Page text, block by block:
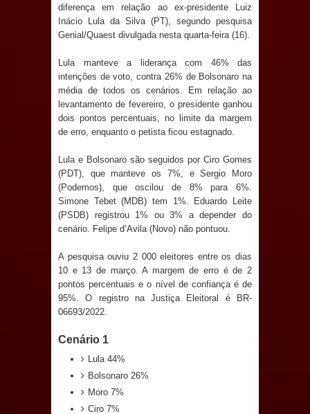
revitalizar Memorial Augusto dos
O verdadeiro oxigênio do Estado
Democrático de Direito – Bacharela
aborda de maneira inédita no mundo
jurídico brasileiro, temas polêmicos;
Confira!
Prefeitura de Sapé promove
campanha Julho Neon com ações de
conscientização sobre saúde bucal
Caldas Brandão: gestão municipal
antecipa pagamento do mês de julho
e aquece economia para Festa de
diferença em relação ao ex-presidente Luiz
Inácio Lula da Silva (PT), segundo pesquisa
Genial/Quaest divulgada nesta quarta-feira (16).
Lula manteve a liderança com 46% das
intenções de voto, contra 26% de Bolsonaro na
média de todos os cenários. Em relação ao
levantamento de fevereiro, o presidente ganhou
dois pontos percentuais, no limite da margem
de erro, enquanto o petista ficou estagnado.
Lula e Bolsonaro são seguidos por Ciro Gomes
(PDT), que manteve os 7%, e Sergio Moro
(Podemos), que oscilou de 8% para 6%.
Simone Tebet (MDB) tem 1%. Eduardo Leite
(PSDB) registrou 1% ou 3% a depender do
cenário. Felipe d’Avila (Novo) não pontuou.
A pesquisa ouviu 2 000 eleitores entre os dias
10 e 13 de março. A margem de erro é de 2
pontos percentuais e o nível de confiança é de
95%. O registro na Justiça Eleitoral é BR-
06693/2022.
Cenário 1
Lula 44%
Bolsonaro 26%
Moro 7%
Ciro 7%